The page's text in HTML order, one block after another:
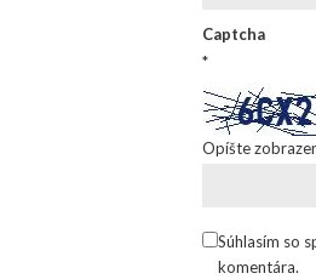
Captcha
*
Opíšte
Súhlasím so
komentára.